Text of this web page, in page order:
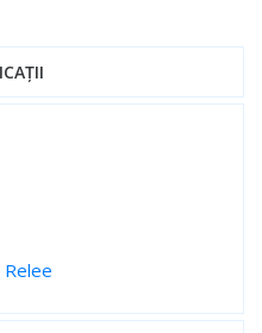
Relee